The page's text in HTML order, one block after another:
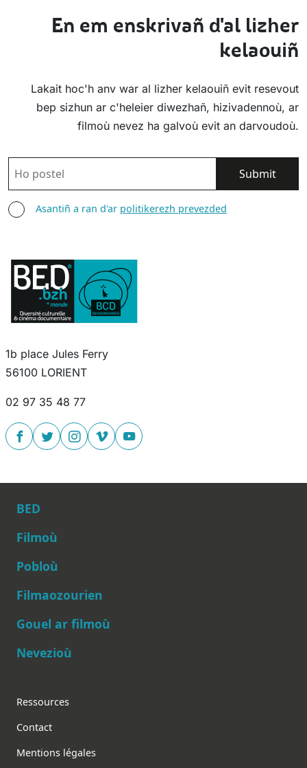
En em enskrivañ d'al lizher
kelaouiñ
Lakait hoc'h anv war al lizher kelaouiñ evit resevout
bep sizhun ar c'heleier diwezhañ, hizivadennoù, ar
filmoù nevez ha galvoù evit an darvoudoù.
POSTEL
ASANTIÑAsantiñ a ran d'ar politikerezh prevezded
1b place Jules Ferry
56100 LORIENT
02 97 35 48 77
Main navigation
BED
Filmoù
Pobloù
Filmaozourien
Gouel ar filmoù
Nevezioù
Footer
Ressources
Contact
Mentions légales